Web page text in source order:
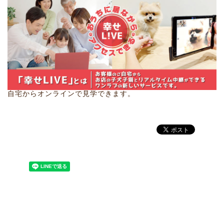
自宅からオンラインで見学できます。